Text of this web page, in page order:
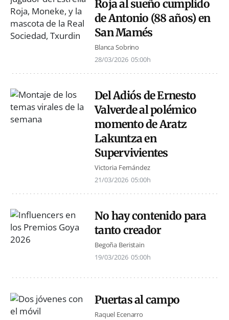
Roja al sueño cumplido
de Antonio (88 años) en
San Mamés
Blanca Sobrino
28/03/2026 05:00h
Del Adiós de Ernesto
Valverde al polémico
momento de Aratz
Lakuntza en
Supervivientes
Victoria Fernández
21/03/2026 05:00h
No hay contenido para
tanto creador
Begoña Beristain
19/03/2026 05:00h
Puertas al campo
Raquel Ecenarro